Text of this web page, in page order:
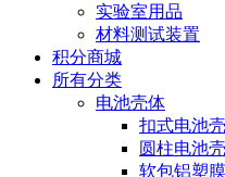
实验室用品
材料测试装置
积分商城
所有分类
电池壳体
扣式电池
圆柱电池
软包铝塑膜